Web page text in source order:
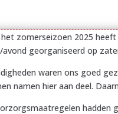
zomerseizoen 2025
georganiseerd op
waren ons goed
namen hier aan deel.